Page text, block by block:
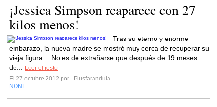
¡Jessica Simpson reaparece con 27
kilos menos!
Tras su eterno y enorme
embarazo, la nueva madre se mostró muy cerca de recuperar su
vieja figura… No es de extrañarse que después de 19 meses
de...
Leer el resto
El 27 octubre 2012 por
Plusfarandula
NONE